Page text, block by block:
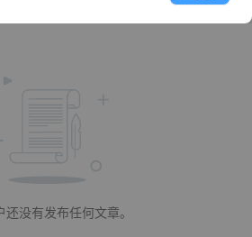
还没有发布任何文章。